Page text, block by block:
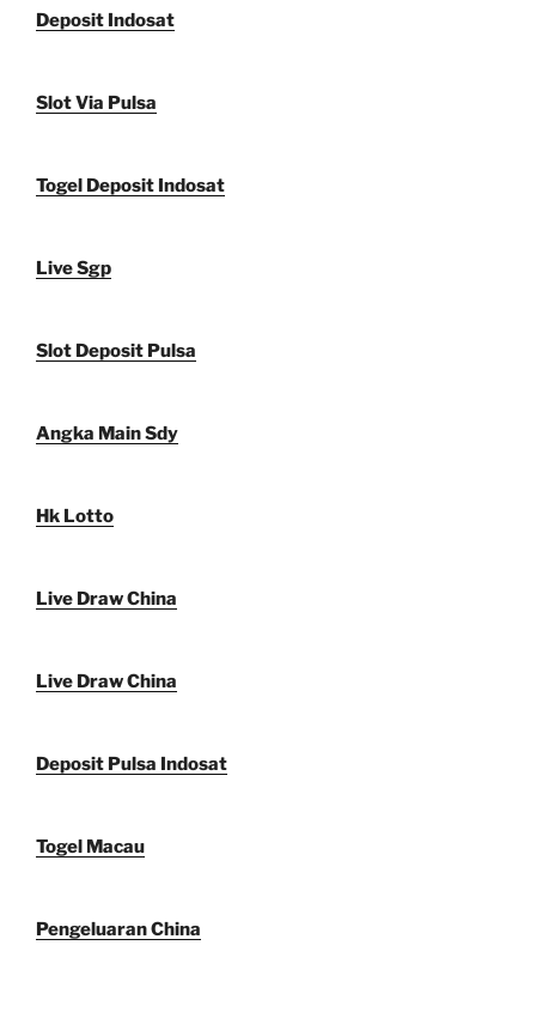
Deposit Indosat
Slot Via Pulsa
Togel Deposit Indosat
Live Sgp
Slot Deposit Pulsa
Angka Main Sdy
Hk Lotto
Live Draw China
Live Draw China
Deposit Pulsa Indosat
Togel Macau
Pengeluaran China